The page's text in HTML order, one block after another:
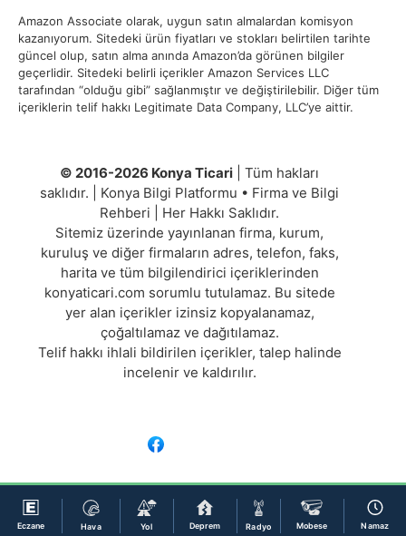
Amazon Associate olarak, uygun satın almalardan komisyon
kazanıyorum. Sitedeki ürün fiyatları ve stokları belirtilen tarihte
güncel olup, satın alma anında Amazon’da görünen bilgiler
geçerlidir. Sitedeki belirli içerikler Amazon Services LLC
tarafından “olduğu gibi” sağlanmıştır ve değiştirilebilir. Diğer tüm
içeriklerin telif hakkı Legitimate Data Company, LLC’ye aittir.
© 2016-2026 Konya Ticari | Tüm hakları
saklıdır. | Konya Bilgi Platformu • Firma ve Bilgi
Rehberi | Her Hakkı Saklıdır.
Sitemiz üzerinde yayınlanan firma, kurum,
kuruluş ve diğer firmaların adres, telefon, faks,
harita ve tüm bilgilendirici içeriklerinden
konyaticari.com sorumlu tutulamaz. Bu sitede
yer alan içerikler izinsiz kopyalanamaz,
çoğaltılamaz ve dağıtılamaz.
Telif hakkı ihlali bildirilen içerikler, talep halinde
incelenir ve kaldırılır.
Eczane Hava Yol Deprem Radyo Mobese Namaz